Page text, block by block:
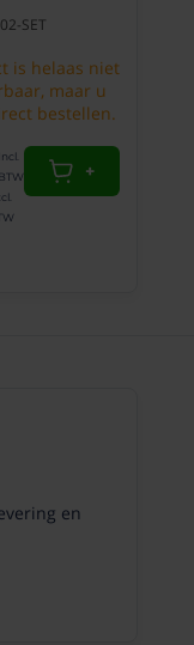
SET
is helaas niet
maar u
bestellen.
+
en